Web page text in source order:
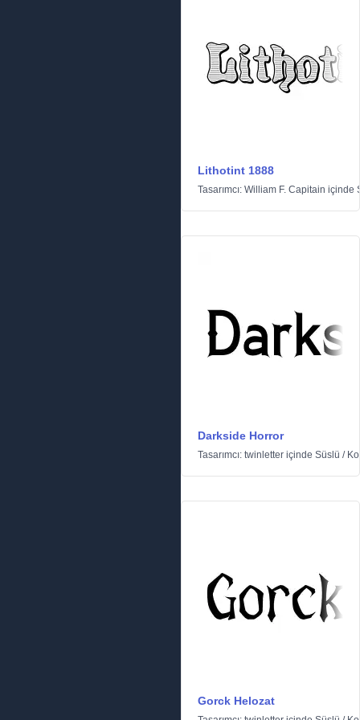
Lithotint 1888
Tasarımcı: William F. Capitain içinde
Darkside Horror
Tasarımcı: twinletter içinde Süslü /
Gorck Helozat